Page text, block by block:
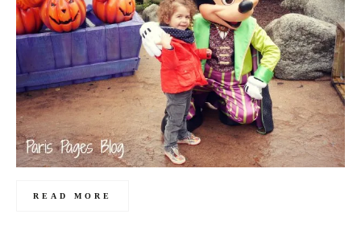
READ MORE